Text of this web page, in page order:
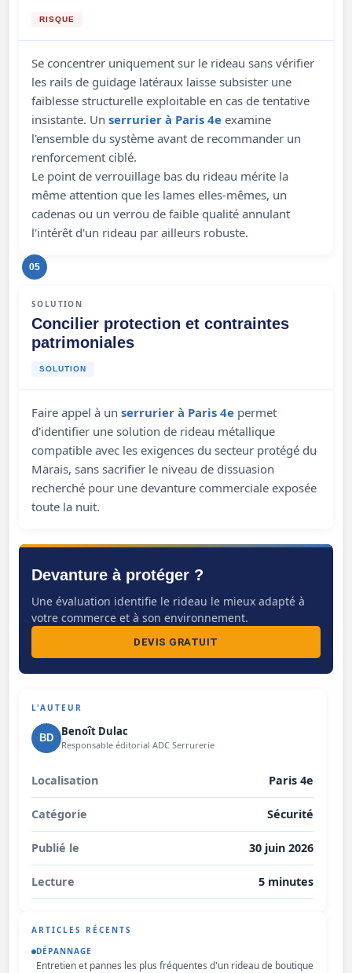
RISQUE
Se concentrer uniquement sur le rideau sans vérifier
les rails de guidage latéraux laisse subsister une
faiblesse structurelle exploitable en cas de tentative
insistante. Un serrurier à Paris 4e examine
l'ensemble du système avant de recommander un
renforcement ciblé.
Le point de verrouillage bas du rideau mérite la
même attention que les lames elles-mêmes, un
cadenas ou un verrou de faible qualité annulant
l'intérêt d'un rideau par ailleurs robuste.
05
SOLUTION
Concilier protection et contraintes
patrimoniales
SOLUTION
Faire appel à un serrurier à Paris 4e permet
d'identifier une solution de rideau métallique
compatible avec les exigences du secteur protégé du
Marais, sans sacrifier le niveau de dissuasion
recherché pour une devanture commerciale exposée
toute la nuit.
Devanture à protéger ?
Une évaluation identifie le rideau le mieux adapté à
votre commerce et à son environnement.
DEVIS GRATUIT
L'AUTEUR
BD Benoît Dulac
Responsable éditorial ADC Serrurerie
Localisation Paris 4e
Catégorie Sécurité
Publié le 30 juin 2026
Lecture 5 minutes
ARTICLES RÉCENTS
DÉPANNAGE
Entretien et pannes les plus fréquentes d'un rideau de boutique